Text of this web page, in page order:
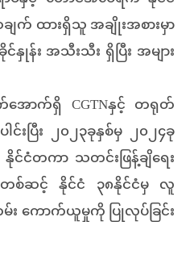
ျက် ထားရှိသူ အချိုးအစားမှာ
င်နှုန်း အသီးသီး ရှိပြီး အများ
က်အောက်ရှိ CGTNနှင့် တရုတ်
ပြီး ၂၀၂၃ခုနှစ်မှ ၂၀၂၄ခု
တကာ သတင်းဖြန့်ချိရေး
ဆင့် နိုင်ငံ ၃၈နိုင်ငံမှ လူ
မ်း ကောက်ယူမှုကို ပြုလုပ်ခြင်း